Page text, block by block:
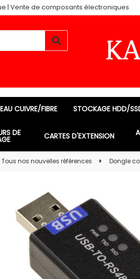
| Vente de composants électroniques
CUIVRE/FIBRE STOCKAGE HDD/
DE CARTES D'EXTENSION
Tous nos nouvelles références Dongle